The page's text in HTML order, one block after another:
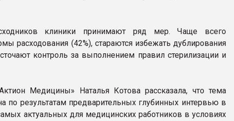
клиники принимают ряд мер. Чаще всего
расходования (42%), стараются избежать дублирования
контроль за выполнением правил стерилизации и
Медицины» Наталья Котова рассказала, что тема
по результатам предварительных глубинных интервью в
актуальных для медицинских работников в условиях